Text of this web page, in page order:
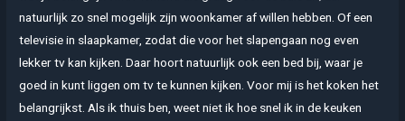
natuurlijk zo snel mogelijk zijn woonkamer af willen hebben. Of een
televisie in slaapkamer, zodat die voor het slapengaan nog even
lekker tv kan kijken. Daar hoort natuurlijk ook een bed bij, waar je
goed in kunt liggen om tv te kunnen kijken. Voor mij is het koken het
belangrijkst. Als ik thuis ben, weet niet ik hoe snel ik in de keuken